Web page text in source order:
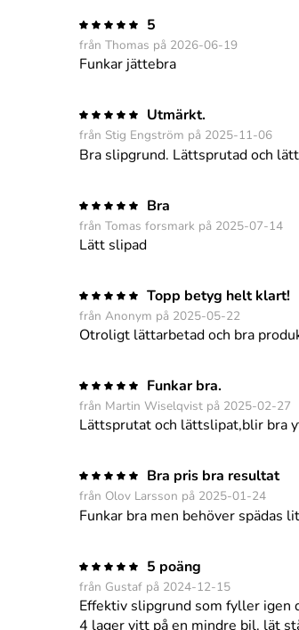
5
från Thomas på 2026-06-19
Funkar jättebra
Utmärkt.
från Stig Engström på 2025-11-06
Bra slipgrund. Lättsprutad och
Bra
från Tomas forsmark på 2025-07-14
Lätt slipad
Topp betyg helt klart!
från Anonym på 2025-05-22
Otroligt lättarbetad och bra
Funkar bra.
från Martin Wiselqvist på 2025-02-27
Lättsprutat och lättslipat,blir bra
Bra pris bra resultat
från Olov Larsson på 2025-01-24
Funkar bra men behöver spädas
5 poäng
från Gustaf på 2024-12-15
Effektiv slipgrund som fyller igen
4 lager vitt på en mindre bil. lät